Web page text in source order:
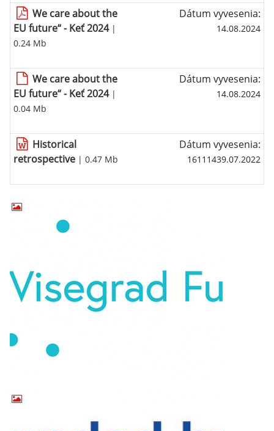
We care about the
EU future“ - Keť 2024|
0.24 Mb
Dátum vyvesenia:
14.08.2024
We care about the
EU future“ - Keť 2024|
0.04 Mb
Dátum vyvesenia:
14.08.2024
Historical
retrospective | 0.47 Mb
Dátum vyvesenia:
16111439.07.2022